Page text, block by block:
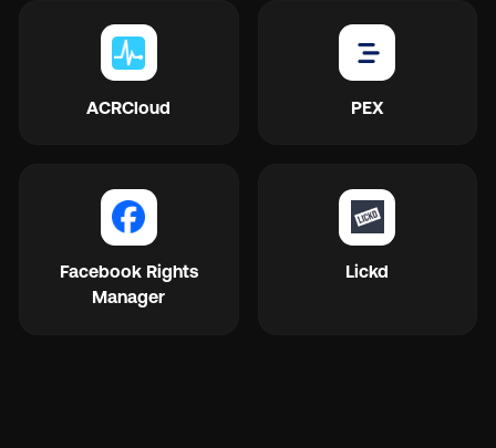
ACRCloud PEX
Facebook Rights
Manager
Lickd